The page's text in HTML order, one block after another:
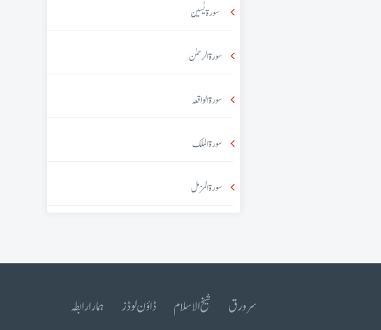
سورۃ یٰسین
سورۃ الرحمٰن
سورۃ الواقعہ
سورۃ الملک
سورۃ المزمل
سرورق شیخ الاسلام ڈاؤن لوڈز ہمارا رابطہ